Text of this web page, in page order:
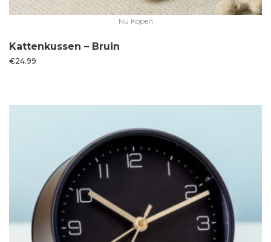
Nu Kopen
Kattenkussen – Bruin
€24.99